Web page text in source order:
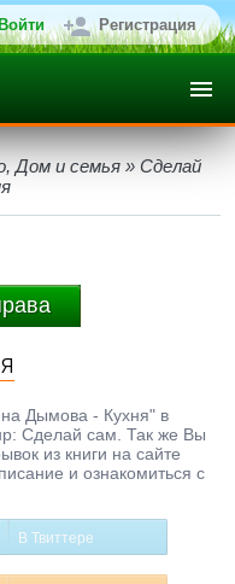
Регистрация
Дом и семья » Сделай
Дымова - Кухня" в
Сделай сам. Так же Вы
из книги на сайте
и ознакомиться с
В Твиттере